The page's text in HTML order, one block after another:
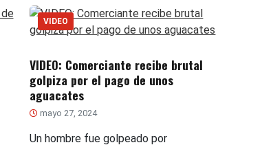
VIDEO
VIDEO: Comerciante recibe brutal
golpiza por el pago de unos
aguacates
mayo 27, 2024
Un hombre fue golpeado por